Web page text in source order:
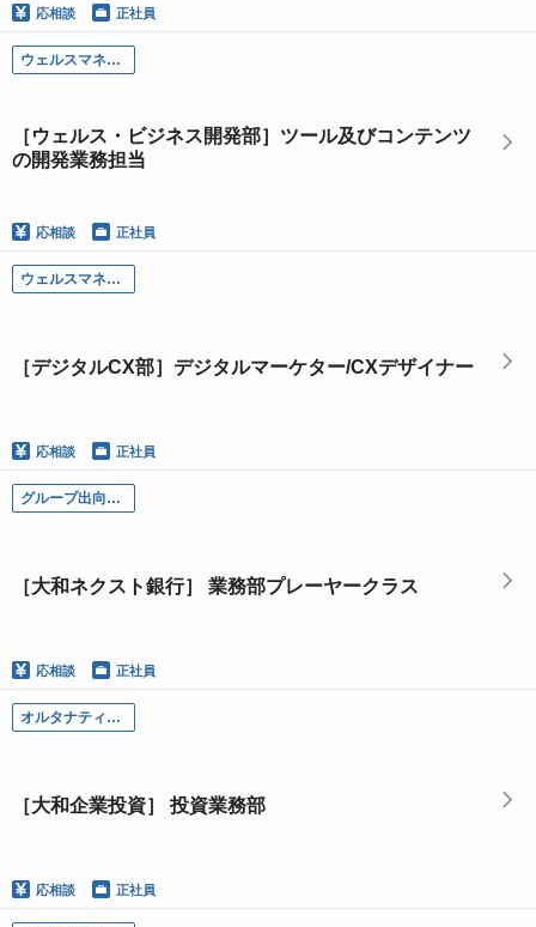
応相談 正社員
ウェルスマネジメント部門
［ウェルス・ビジネス開発部］ツール及びコンテンツ
の開発業務担当
応相談 正社員
ウェルスマネジメント部門
［デジタルCX部］デジタルマーケター/CXデザイナー
応相談 正社員
グループ出向各社
［大和ネクスト銀行］ 業務部プレーヤークラス
応相談 正社員
オルタナティブＡＭ部門
［大和企業投資］ 投資業務部
応相談 正社員